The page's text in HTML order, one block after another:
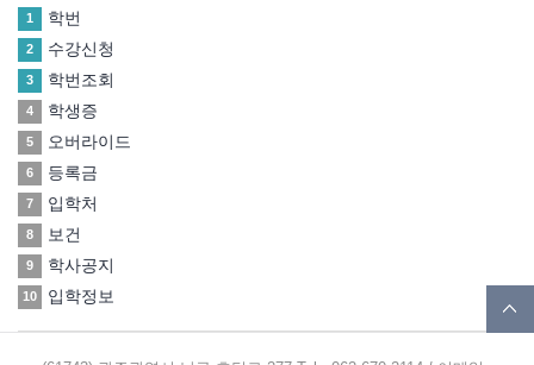
1 학번
2 수강신청
3 학번조회
4 학생증
5 오버라이드
6 등록금
7 입학처
8 보건
9 학사공지
10 입학정보